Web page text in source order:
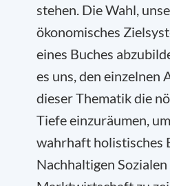
stehen. Die Wahl,
ökonomisches
eines Buches
es uns, den einzelnen
dieser Thematik die
Tiefe einzuräumen,
wahrhaft holistisches
Nachhaltigen Sozialen